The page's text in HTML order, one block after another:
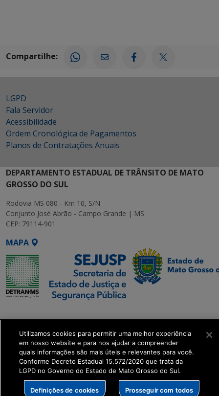
Compartilhe:
LGPD
Fala Servidor
Acessibilidade
Ordem Cronológica de Pagamentos
Planos de Contratações Anuais
DEPARTAMENTO ESTADUAL DE TRÂNSITO DE MATO
GROSSO DO SUL
Rodovia MS 080 - Km 10, S/N
Conjunto José Abrão - Campo Grande | MS
CEP: 79114-901
MAPA
Transformação Digital
get_footer();
Utilizamos cookies para permitir uma melhor experiência
em nosso website e para nos ajudar a compreender
quais informações são mais úteis e relevantes para você.
Conforme Decreto Estadual 15.572/2020 que trata da
LGPD no Governo do Estado de Mato Grosso do Sul.
Definições de cookies Prosseguir com todos